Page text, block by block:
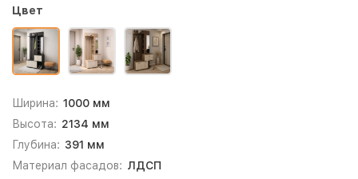
Цвет
Ширина: 1000 мм
Высота: 2134 мм
Глубина: 391 мм
Материал фасадов: ЛДСП